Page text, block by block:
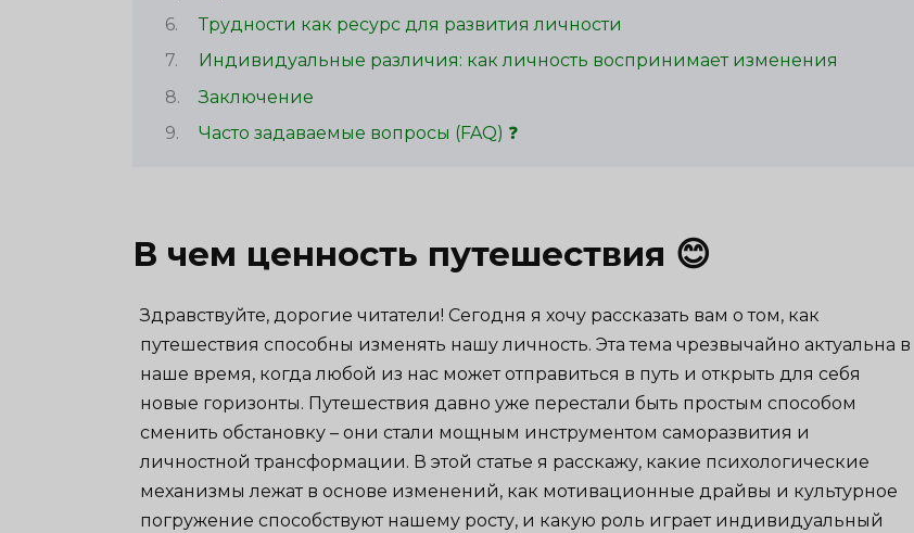
Трудности как ресурс для развития личности
Индивидуальные различия: как личность воспринимает изменения
Заключение
Часто задаваемые вопросы (FAQ) ❓
В чем ценность путешествия 😊
Здравствуйте, дорогие читатели! Сегодня я хочу рассказать вам о том, как
путешествия способны изменять нашу личность. Эта тема чрезвычайно актуальна в
наше время, когда любой из нас может отправиться в путь и открыть для себя
новые горизонты. Путешествия давно уже перестали быть простым способом
сменить обстановку – они стали мощным инструментом саморазвития и
личностной трансформации. В этой статье я расскажу, какие психологические
механизмы лежат в основе изменений, как мотивационные драйвы и культурное
погружение способствуют нашему росту, и какую роль играет индивидуальный